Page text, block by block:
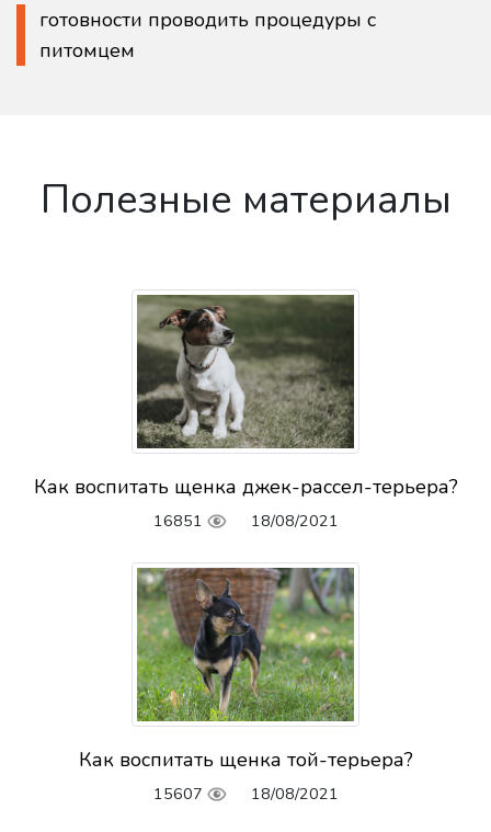
готовности проводить процедуры с
питомцем
Полезные материалы
Как воспитать щенка джек-рассел-терьера?
16851 18/08/2021
Как воспитать щенка той-терьера?
15607 18/08/2021